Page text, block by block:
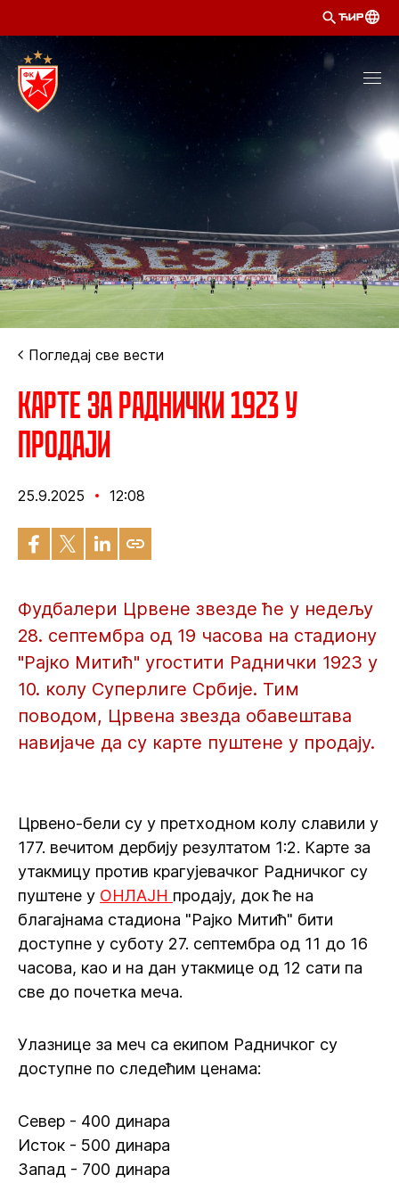
ЋИР
Погледај све вести
Карте за Раднички 1923 у
продаји
25.9.2025 12:08
Фудбалери Црвене звезде ће у недељу
28. септембра од 19 часова на стадиону
"Рајко Митић" угостити Раднички 1923 у
10. колу Суперлиге Србије. Тим
поводом, Црвена звезда обавештава
навијаче да су карте пуштене у продају.
Црвено-бели су у претходном колу славили у
177. вечитом дербију резултатом 1:2. Карте за
утакмицу против крагујевачког Радничког су
пуштене у ОНЛАЈН продају, док ће на
благајнама стадиона "Рајко Митић" бити
доступне у суботу 27. септембра од 11 до 16
часова, као и на дан утакмице од 12 сати па
све до почетка меча.
Улазнице за меч са екипом Радничког су
доступне по следећим ценама:
Север - 400 динара
Исток - 500 динара
Запад - 700 динара